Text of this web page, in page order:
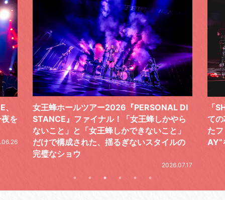
ら
の
「SHISHAMOでした!!!」ロックバンドとし
ての芯を貫き通し、笑顔と感謝で泳ぎ切っ
たファイナルライブ、DAY2“GOODBYE D
AY”をレポート
気
レ